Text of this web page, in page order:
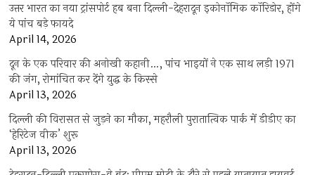
उत्तर भारत का नया ट्रांसपोर्ट हब बना दिल्ली-देहरादून इकोनॉमिक कॉरिडोर, होंगे
ये पांच बड़े फायदे
April 14, 2026
दून के एक परिवार की अनोखी कहानी…, पांच भाइयों ने एक साथ लड़ी 1971
की जंग, रोमांचित कर देंगे युद्ध के किस्से
April 13, 2026
दिल्ली की विरासत से जुड़ने का मौका, महरौली पुरातात्विक पार्क में डीडीए का
‘हेरिटेज वीक’ शुरू
April 13, 2026